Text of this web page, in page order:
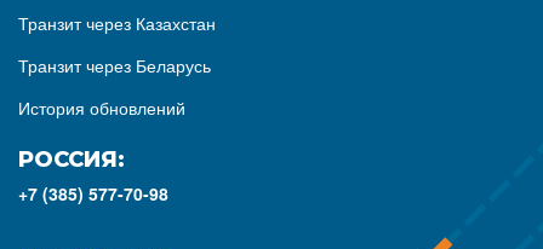
Транзит через Казахстан
Транзит через Беларусь
История обновлений
РОССИЯ:
+7 (385) 577-70-98